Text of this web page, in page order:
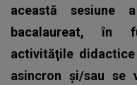
această sesiune
bacalaureat, în
activităţile
asincron şi/sau se